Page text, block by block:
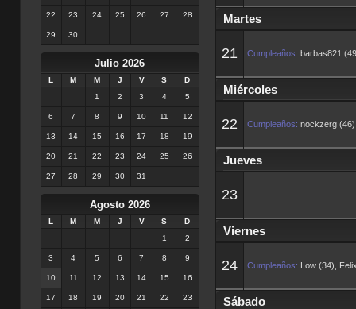
22 23 24 25 26 27 28
29 30
Julio 2026
L M M J V S
D
1
2 3 4 5
6 7 8 9 10 11 12
13 14 15 16 17 18 19
20 21 22 23 24 25 26
27 28 29 30 31
Agosto 2026
L M M J V S
D
1
2
3 4 5 6 7 8 9
10 11 12 13 14 15 16
17 18 19 20 21 22 23
Martes
21 Cumpleaños: barbas821
Miércoles
22 Cumpleaños: nockzerg (46)
Jueves
23
Viernes
24 Cumpleaños: Low (34)
Sábado